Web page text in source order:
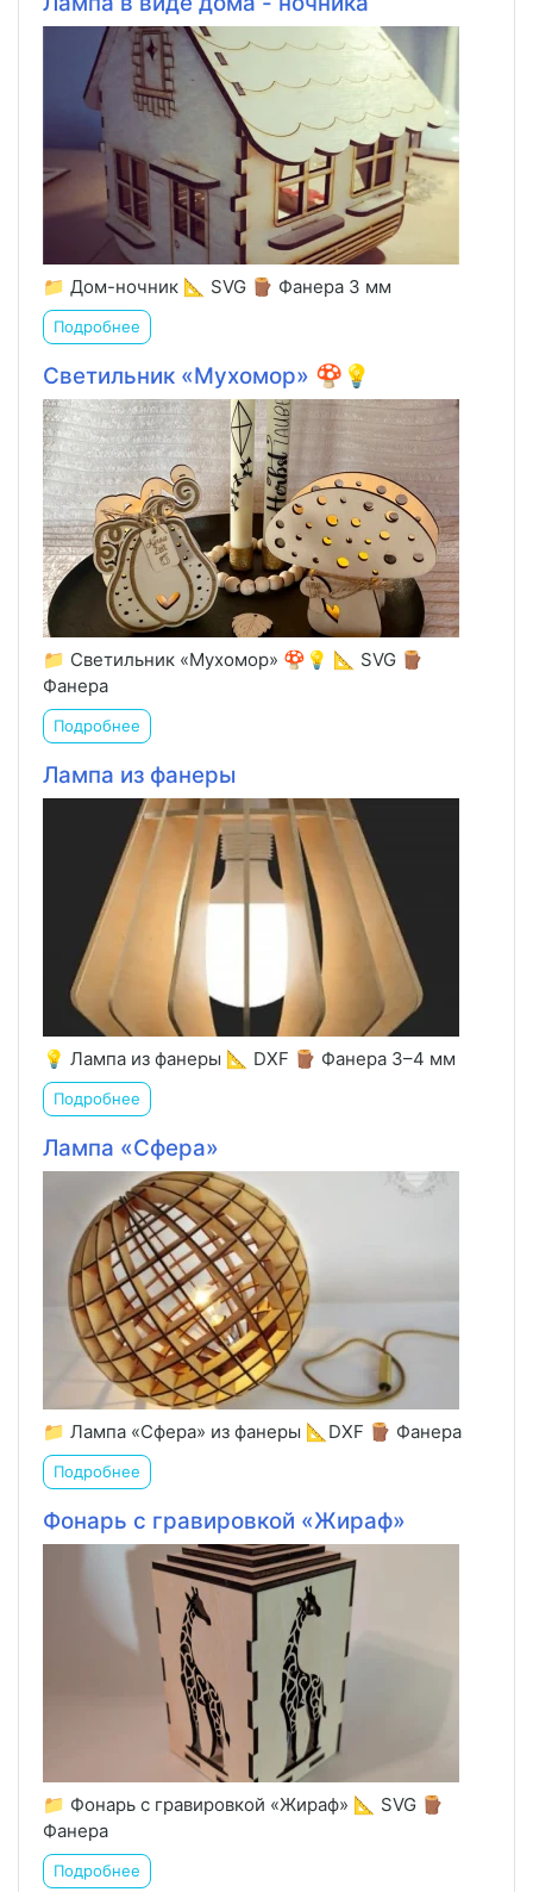
📁 Дом-ночник 📐 SVG 🪵 Фанера 3 мм
Подробнее
Светильник «Мухомор» 🍄💡
📁 Светильник «Мухомор» 🍄💡 📐 SVG 🪵
Фанера
Подробнее
Лампа из фанеры
💡 Лампа из фанеры 📐 DXF 🪵 Фанера 3–4 мм
Подробнее
Лампа «Сфера»
📁 Лампа «Сфера» из фанеры 📐DXF 🪵 Фанера
Подробнее
Фонарь с гравировкой «Жираф»
📁 Фонарь с гравировкой «Жираф» 📐 SVG 🪵
Фанера
Подробнее